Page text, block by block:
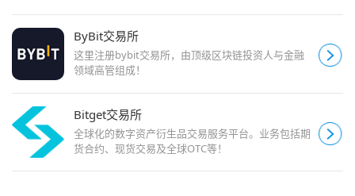
ByBit交易所
这里注册bybit交易所，由顶级区块链投资人与金融
领域高管组成！
Bitget交易所
全球化的数字资产衍生品交易服务平台。业务包括期
货合约、现货交易及全球OTC等！